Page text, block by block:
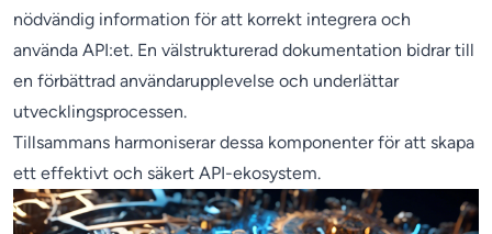
nödvändig information för att korrekt integrera och
använda API:et. En välstrukturerad dokumentation bidrar till
en förbättrad användarupplevelse och underlättar
utvecklingsprocessen.
Tillsammans harmoniserar dessa komponenter för att skapa
ett effektivt och säkert API-ekosystem.